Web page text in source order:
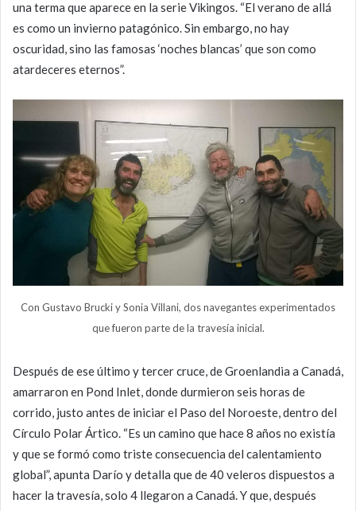
una terma que aparece en la serie Vikingos. “El verano de allá
es como un invierno patagónico. Sin embargo, no hay
oscuridad, sino las famosas ‘noches blancas’ que son como
atardeceres eternos”.
Con Gustavo Brucki y Sonia Villani, dos navegantes experimentados
que fueron parte de la travesía inicial.
Después de ese último y tercer cruce, de Groenlandia a Canadá,
amarraron en Pond Inlet, donde durmieron seis horas de
corrido, justo antes de iniciar el Paso del Noroeste, dentro del
Círculo Polar Ártico. “Es un camino que hace 8 años no existía
y que se formó como triste consecuencia del calentamiento
global”, apunta Darío y detalla que de 40 veleros dispuestos a
hacer la travesía, solo 4 llegaron a Canadá. Y que, después